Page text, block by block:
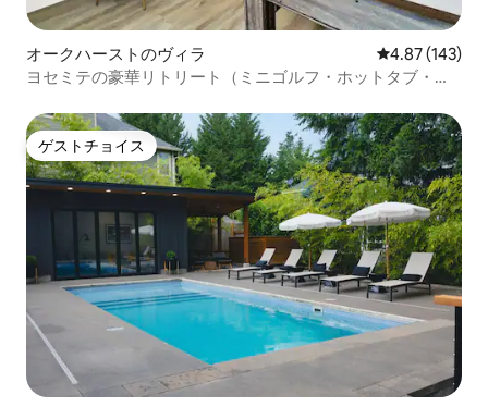
オークハーストのヴィラ レビュー143
4.87 (143)
ヨセミテの豪華リトリート（ミニゴルフ・ホットタブ・ア
ゲストチョイス
ゲストチョイス